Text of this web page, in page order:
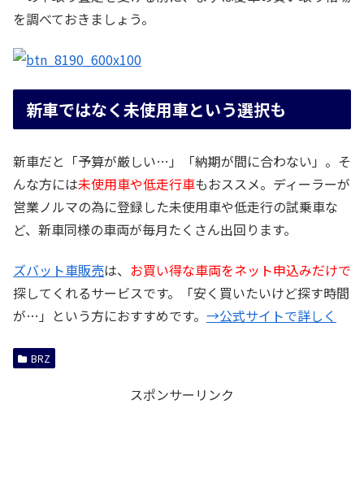
を調べておきましょう。
新車ではなく未使用車という選択も
新車だと「予算が厳しい…」「納期が間に合わない」。そ
んな方には未使用車や低走行車もおススメ。ディーラーが
営業ノルマの為に登録した未使用車や低走行の試乗車な
ど、新車同様の車両が毎月たくさん出回ります。
ズバット車販売は、 お買い得な車両をネット申込みだけで
探してくれるサービスです。「安く買いたいけど探す時間
が…」という方におすすめです。 →公式サイトで詳しく
BRZ
スポンサーリンク